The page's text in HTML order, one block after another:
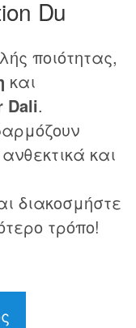
Du
ποιότητας,
και
Dali.
και
διακοσμήστε
τρόπο!